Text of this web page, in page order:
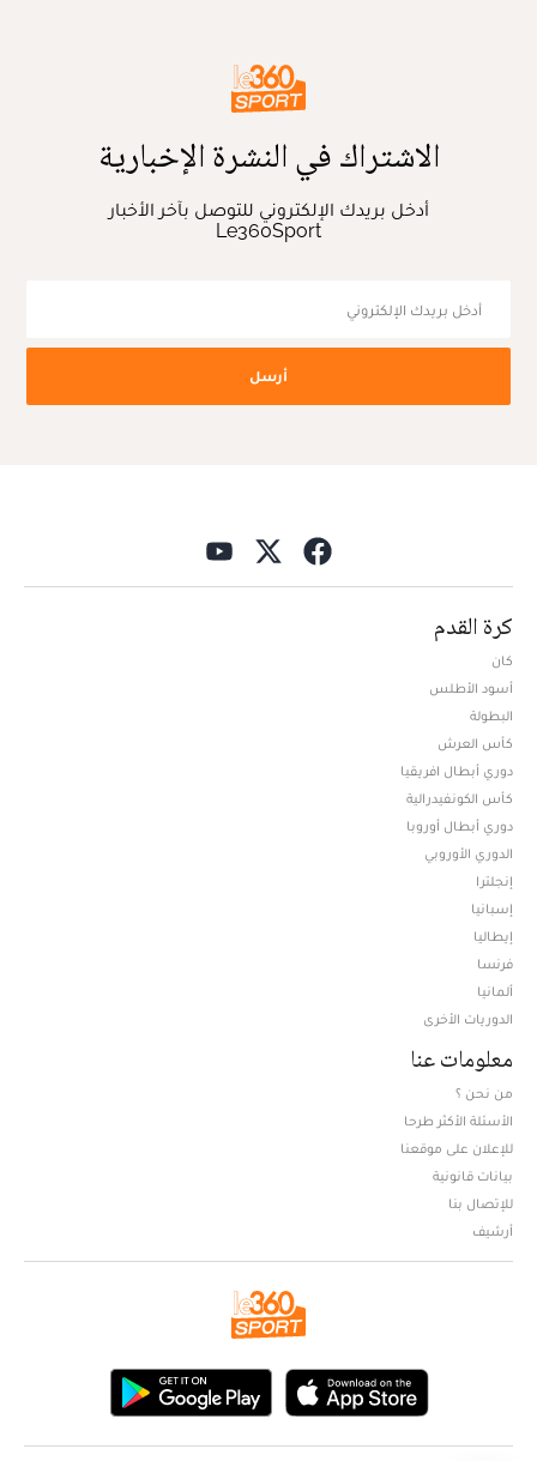
الاشتراك في النشرة الإخبارية
أدخل بريدك الإلكتروني للتوصل بآخر الأخبار
Le360Sport
أرسل
كرة القدم
كان
أسود الأطلس
البطولة
كأس العرش
دوري أبطال افريقيا
كأس الكونفيدرالية
دوري أبطال أوروبا
الدوري الأوروبي
إنجلترا
إسبانيا
إيطاليا
فرنسا
ألمانيا
الدوريات الأخرى
معلومات عنا
من نحن ؟
الأسئلة الأكثر طرحا
للإعلان على موقعنا
بيانات قانونية
للإتصال بنا
أرشيف